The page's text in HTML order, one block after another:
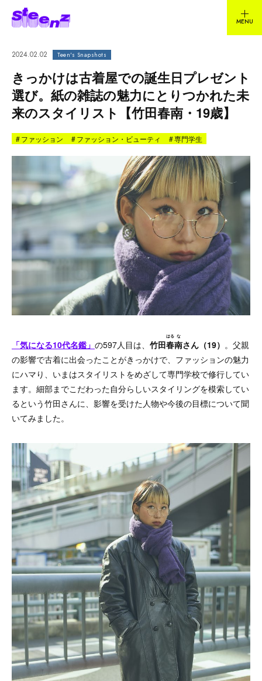
2024.02.02 Teen's Snapshots
きっかけは古着屋での誕生日プレゼント
選び。紙の雑誌の魅力にとりつかれた未
来のスタイリスト【竹田春南・19歳】
#ファッション #ファッション・ビューティ #専門学生
「気になる10代名鑑」 の597人目は、 竹田春
はる
南
な
さん（19） 。父親
の影響で古着に出会ったことがきっかけで、ファッションの魅力
にハマり、いまはスタイリストをめざして専門学校で修行してい
ます。細部までこだわった自分らしいスタイリングを模索してい
るという竹田さんに、影響を受けた人物や今後の目標について聞
いてみました。